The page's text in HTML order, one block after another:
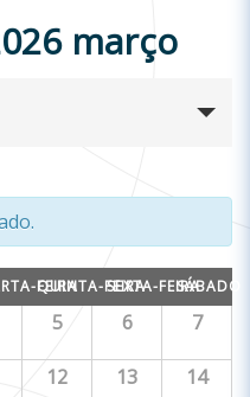
março
FEIRA
QUINTA-FEIRASEXTA-FEIRASÁBADO
5 6 7
12 13 14